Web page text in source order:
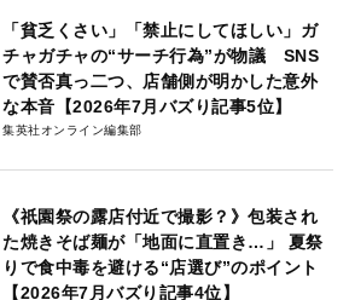
「貧乏くさい」「禁止にしてほしい」ガ
チャガチャの“サーチ行為”が物議 SNS
で賛否真っ二つ、店舗側が明かした意外
な本音【2026年7月バズり記事5位】
集英社オンライン編集部
《祇園祭の露店付近で撮影？》包装され
た焼きそば麺が「地面に直置き…」 夏祭
りで食中毒を避ける“店選び”のポイント
【2026年7月バズり記事4位】